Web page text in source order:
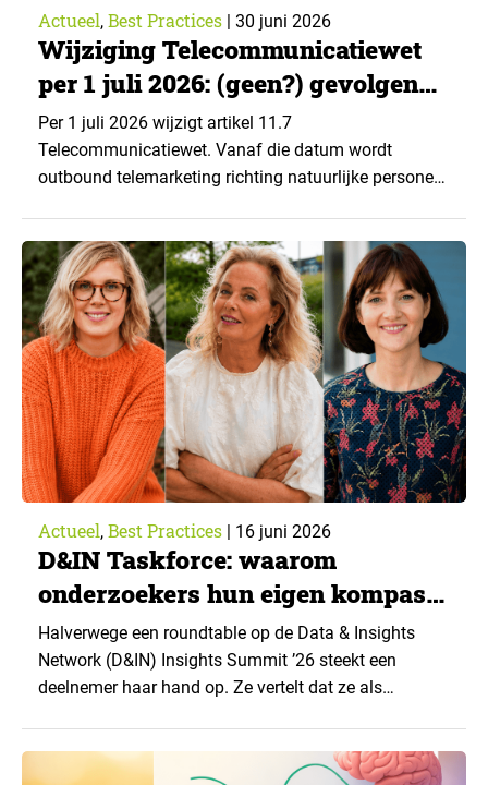
Actueel, Best Practices | 30 juni 2026
Wijziging Telecommunicatiewet
per 1 juli 2026: (geen?) gevolgen
voor telefonisch marktonderzoek
Per 1 juli 2026 wijzigt artikel 11.7
Telecommunicatiewet. Vanaf die datum wordt
outbound telemarketing richting natuurlijke personen
betrokkene daarvoor voorafgaande toestemming
heeft gegeven. ▼ Voor marktonderzoek is het
belangrijk om deze wijziging goed te duiden.
Telefonisch marktonderzoek is namelijk niet
hetzelfde…
Actueel, Best Practices | 16 juni 2026
D&IN Taskforce: waarom
onderzoekers hun eigen kompas
nodig hebben
Halverwege een roundtable op de Data & Insights
Network (D&IN) Insights Summit ’26 steekt een
deelnemer haar hand op. Ze vertelt dat ze als
Opgetrokken wenkbrauwen, een korte stilte. Tot ze